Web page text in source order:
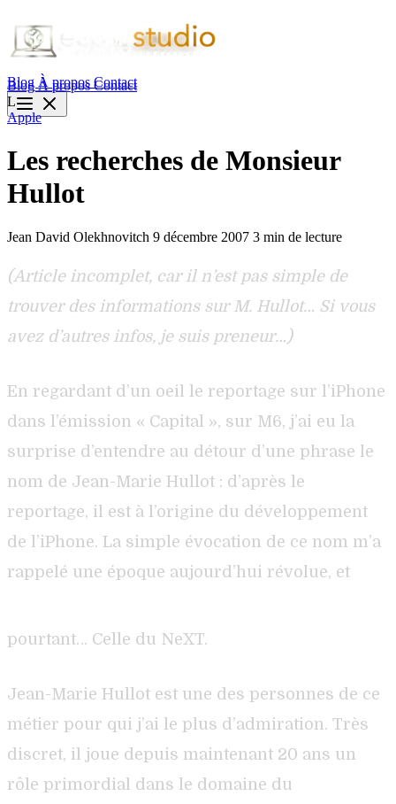
Blog À propos Contact
BlogÀ proposContact
L
Apple
Les recherches de Monsieur
Hullot
Jean David Olekhnovitch 9 décembre 2007 3 min de lecture
(Article incomplet, car il n’est pas simple de
trouver des informations sur M. Hullot… Si vous
avez d’autres infos, je suis preneur…)
En regardant d’un oeil le reportage sur l’iPhone
dans l’émission « Capital », sur M6, j’ai eu la
surprise d’entendre au détour d’une phrase le
nom de Jean-Marie Hullot : d’après le
reportage, il est à l’origine du développement
de l’iPhone. La simple évocation de ce nom m’a
rappelé une époque aujourd’hui révolue, et
pourtant… Celle du NeXT.
Jean-Marie Hullot est une des personnes de ce
métier pour qui j’ai le plus d’admiration. Très
discret, il joue depuis maintenant 20 ans un
rôle primordial dans le domaine du